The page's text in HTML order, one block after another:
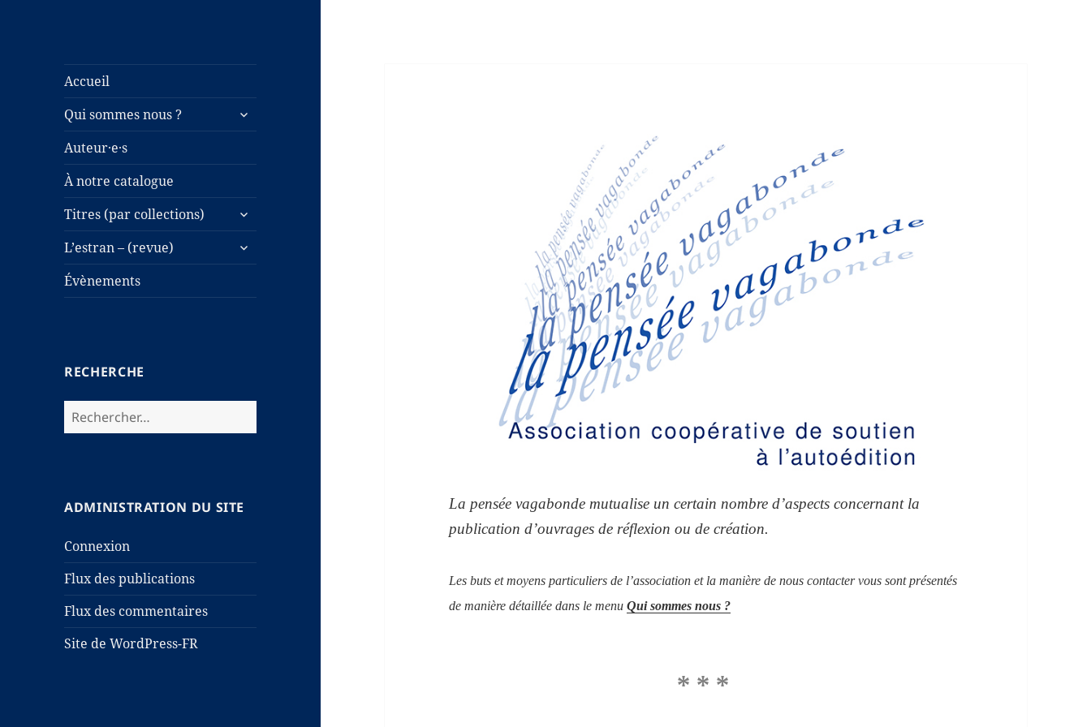
Accueil
Qui sommes nous ?
ouvrir
le
menu
Auteur·e·s
À notre catalogue
Titres (par collections)
ouvrir
le
sous-
menu
L’estran – (revue)
ouvrir
le
menu
Évènements
RECHERCHE
Rechercher :
ADMINISTRATION DU SITE
Connexion
Flux des publications
Flux des commentaires
Site de WordPress-FR
La pensée vagabonde mutualise un certain nombre d’aspects concernant la
publication d’ouvrages de réflexion ou de création.
Les buts et moyens particuliers de l’association et la manière de nous contacter vous sont présentés
de manière détaillée dans le menuQui sommes nous ?
* * *